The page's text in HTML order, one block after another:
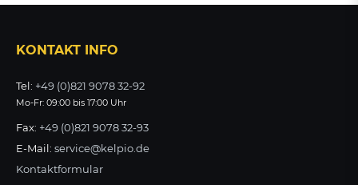
114,86 €
ZUM PRODUKT
KONTAKT INFO
Tel: +49 (0)821 9078 32-92
Mo-Fr: 09:00 bis 17:00 Uhr
Fax: +49 (0)821 9078 32-93
E-Mail: service@kelpio.de
Kontaktformular